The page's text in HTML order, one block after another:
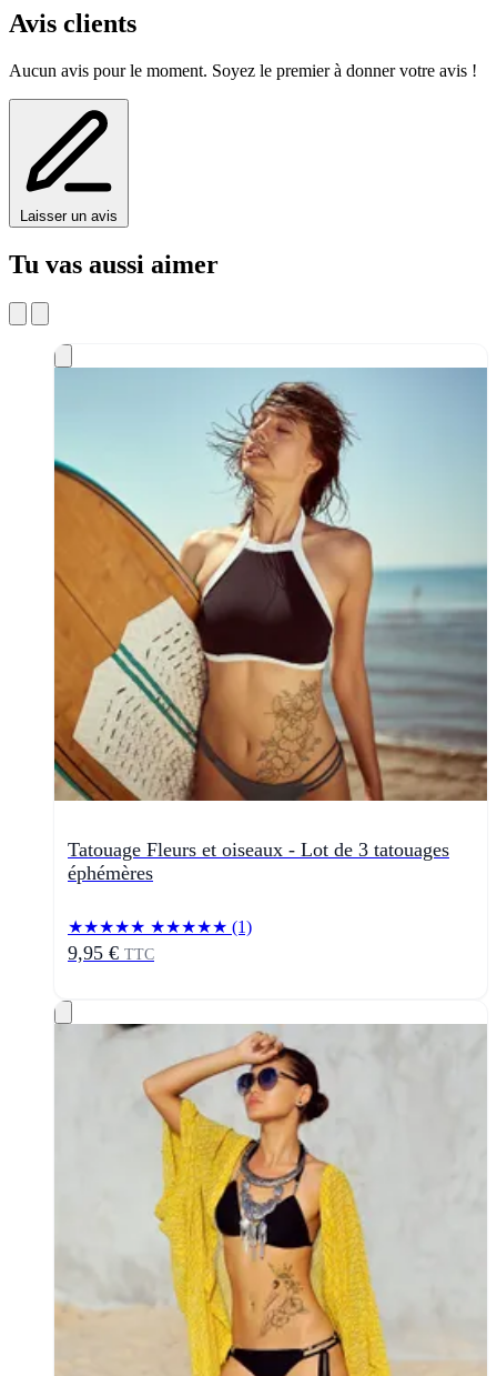
Avis clients
Aucun avis pour le moment. Soyez le premier à donner votre avis !
Laisser un avis
Tu vas aussi aimer
Tatouage Fleurs et oiseaux - Lot de 3 tatouages
éphémères
★★★★★ ★★★★★ (1)
9,95 € TTC